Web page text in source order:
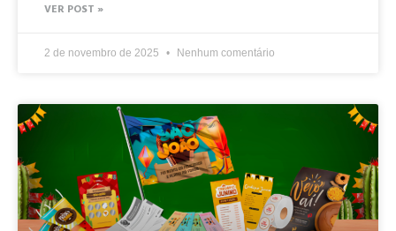
VER POST »
2 de novembro de 2025 Nenhum comentário